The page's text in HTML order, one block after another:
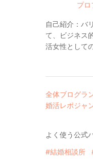
プロ
自己紹介： バ
て、ビジネス
活女性として
全体ブログラ
婚活レポジャ
よく使う公式
#結婚相談所